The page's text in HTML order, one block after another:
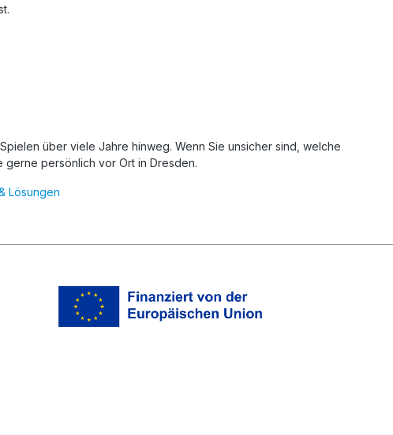
über viele Jahre hinweg. Wenn Sie unsicher sind, welche
gerne persönlich vor Ort in Dresden.
Lösungen